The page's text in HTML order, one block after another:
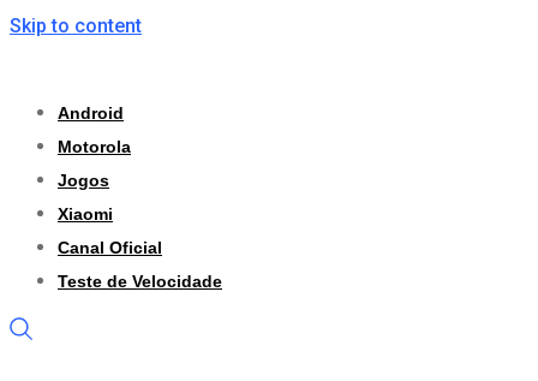
Skip to content
Android
Motorola
Jogos
Xiaomi
Canal Oficial
Teste de Velocidade